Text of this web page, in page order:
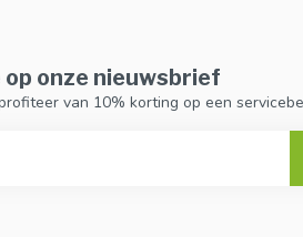
onze nieuwsbrief
van 10% korting op een